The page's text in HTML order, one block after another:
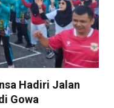
Hadiri Jalan
Gowa